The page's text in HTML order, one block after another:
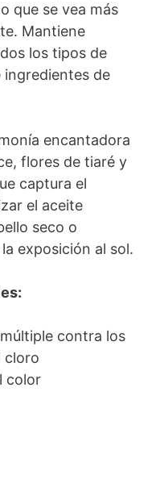
que se vea más
Mantiene
los tipos de
ingredientes de
encantadora
flores de tiaré y
captura el
el aceite
seco o
exposición al sol.
contra los
cloro
color